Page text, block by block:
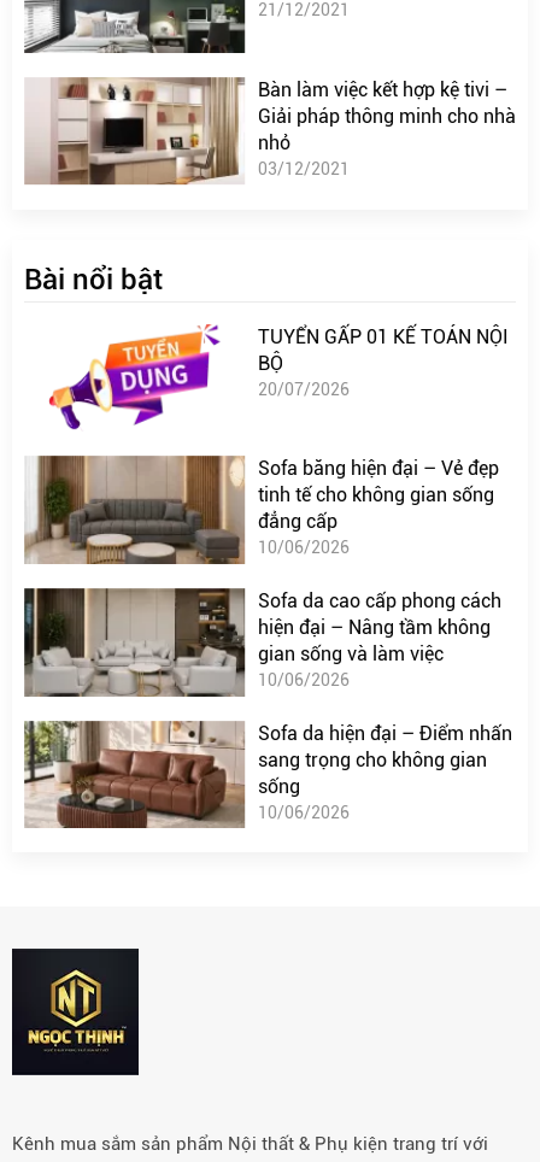
21/12/2021
Bàn làm việc kết hợp kệ tivi –
Giải pháp thông minh cho nhà
nhỏ
03/12/2021
Bài nổi bật
TUYỂN GẤP 01 KẾ TOÁN NỘI
BỘ
20/07/2026
Sofa băng hiện đại – Vẻ đẹp
tinh tế cho không gian sống
đẳng cấp
10/06/2026
Sofa da cao cấp phong cách
hiện đại – Nâng tầm không
gian sống và làm việc
10/06/2026
Sofa da hiện đại – Điểm nhấn
sang trọng cho không gian
sống
10/06/2026
Kênh mua sắm sản phẩm Nội thất & Phụ kiện trang trí với